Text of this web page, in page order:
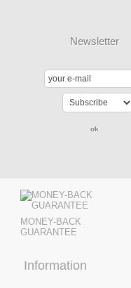
Newsletter
MONEY-BACK
GUARANTEE
Information